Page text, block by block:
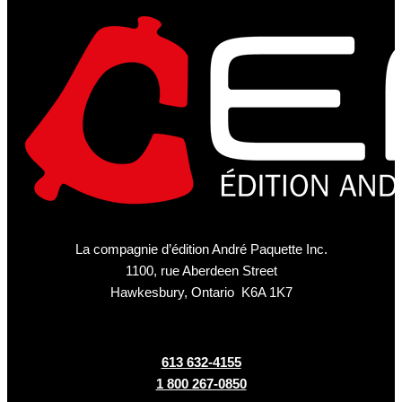
La compagnie d’édition André Paquette Inc.
1100, rue Aberdeen Street
Hawkesbury, Ontario K6A 1K7
613 632-4155
1 800 267-0850